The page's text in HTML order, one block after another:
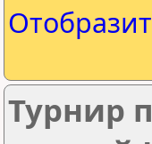
Турнир